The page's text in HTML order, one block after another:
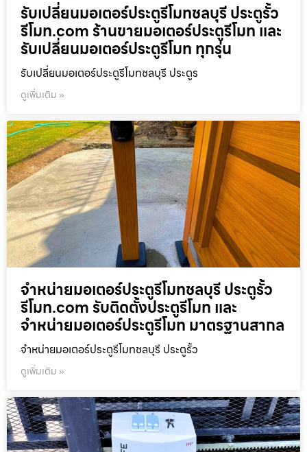
รับเปลี่ยนมอเตอร์ประตูรีโมทชลบุรี ประตูรั้ว
รีโมท.com ร้านขายมอเตอร์ประตูรีโมท และ
รับเปลี่ยนมอเตอร์ประตูรีโมท ทุกรุ่น
รับเปลี่ยนมอเตอร์ประตูรีโมทชลบุรี ประตูร
ดูเพิ่มเติม »
จำหน่ายมอเตอร์ประตูรีโมทชลบุรี ประตูรั้ว
รีโมท.com รับติดตั้งประตูรีโมท และ
จำหน่ายมอเตอร์ประตูรีโมท มาตรฐานสากล
จำหน่ายมอเตอร์ประตูรีโมทชลบุรี ประตูรั้ว
ดูเพิ่มเติม »